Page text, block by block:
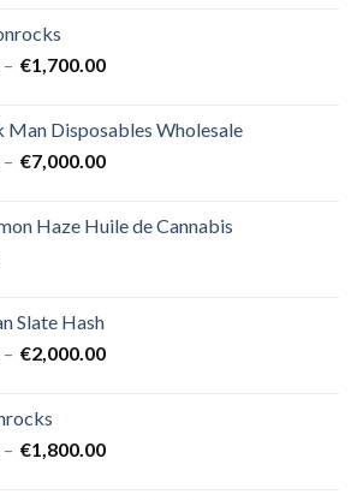
– €1,700.00Plage
€400.00
à
Man Disposables Wholesale
– €7,000.00Plage
€350.00
Haze Huile de Cannabis
Slate Hash
– €2,000.00Plage
à
– €1,800.00Plage